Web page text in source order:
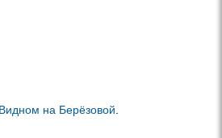
на Берёзовой.